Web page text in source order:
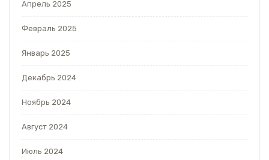
Апрель 2025
Февраль 2025
Январь 2025
Декабрь 2024
Ноябрь 2024
Август 2024
Июль 2024